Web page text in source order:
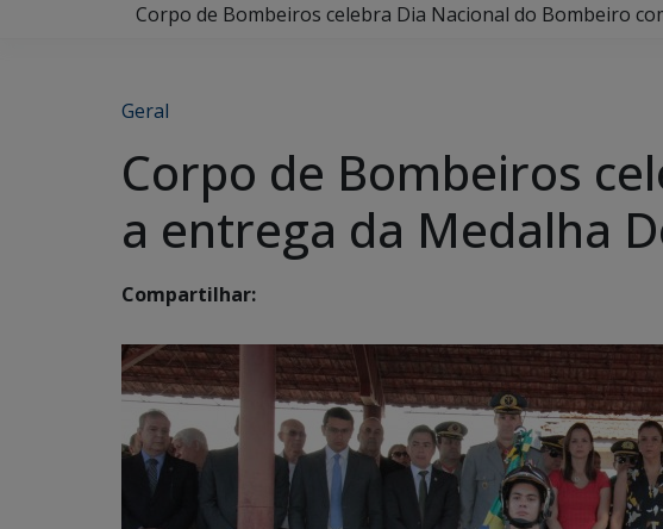
Corpo de Bombeiros celebra Dia Nacional do Bombeiro
Geral
Corpo de Bombeiros
a entrega da Medalha
Compartilhar: